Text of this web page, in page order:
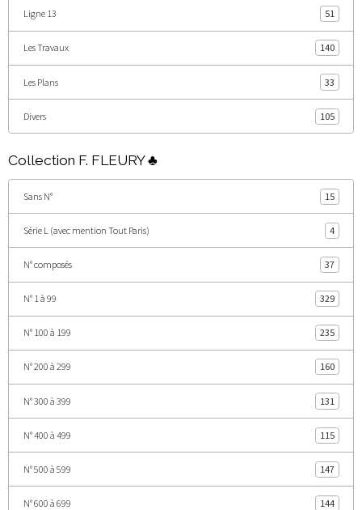
Ligne 13 51
Les Travaux 140
Les Plans 33
Divers 105
Collection F. FLEURY ♣
Sans N° 15
Série L (avec mention Tout Paris) 4
N° composés 37
N° 1 à 99 329
N° 100 à 199 235
N° 200 à 299 160
N° 300 à 399 131
N° 400 à 499 115
N° 500 à 599 147
N° 600 à 699 144